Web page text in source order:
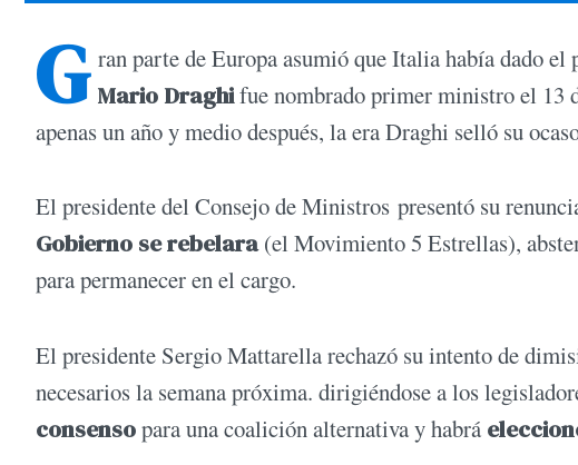
G ran parte de Europa asumió que Italia había dado el
Mario Draghifue nombrado primer ministro el 13
apenas un año y medio después, la era Draghi selló su
El presidente del Consejo de Ministros presentó su
Gobierno se rebelara(el Movimiento 5 Estrellas),
para permanecer en el cargo.
El presidente Sergio Mattarella rechazó su intento de
necesarios la semana próxima. dirigiéndose a los
consensopara una coalición alternativa y habrá